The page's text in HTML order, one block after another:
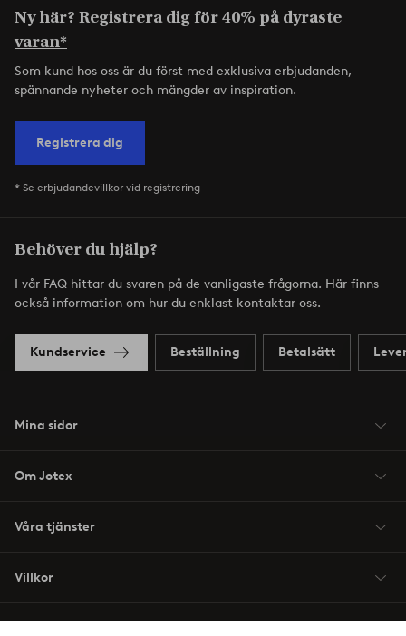
Ny här? Registrera dig för40% på dyraste
varan*
Som kund hos oss är du först med exklusiva erbjudanden,
spännande nyheter och mängder av inspiration.
Registrera dig
* Se erbjudandevillkor vid registrering
Behöver du hjälp?
I vår FAQ hittar du svaren på de vanligaste frågorna. Här finns
också information om hur du enklast kontaktar oss.
Kundservice Beställning Betalsätt
Mina sidor
Om Jotex
Våra tjänster
Villkor